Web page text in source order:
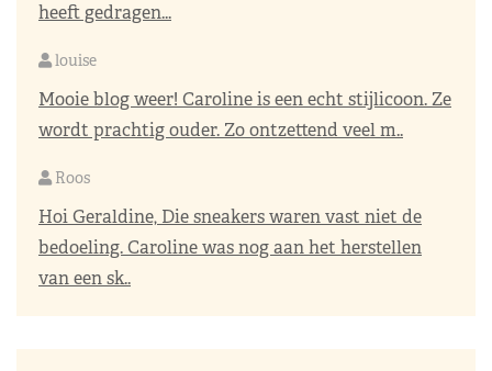
heeft gedragen...
louise
Mooie blog weer! Caroline is een echt stijlicoon. Ze
wordt prachtig ouder. Zo ontzettend veel m..
Roos
Hoi Geraldine, Die sneakers waren vast niet de
bedoeling. Caroline was nog aan het herstellen
van een sk..